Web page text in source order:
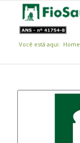
Você está aqui: Home